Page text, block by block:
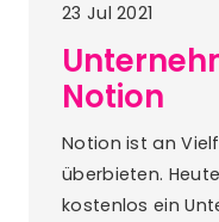
23 Jul 2021
Notion
Notion ist an
überbieten.
kostenlos ein